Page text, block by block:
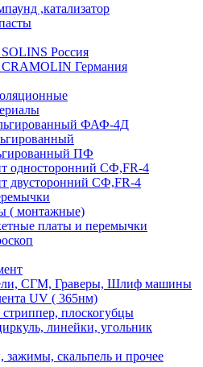
,катализатор
Россия
CRAMOLIN Германия
ФАФ-4Д
ПФ
односторонний CФ,FR-4
двусторонний СФ,FR-4
( монтажные)
платы и перемычки
СГМ, Граверы, Шлиф машины
UV ( 365нм)
cтриппер, плоскогубцы
линейки, угольник
скальпель и прочее